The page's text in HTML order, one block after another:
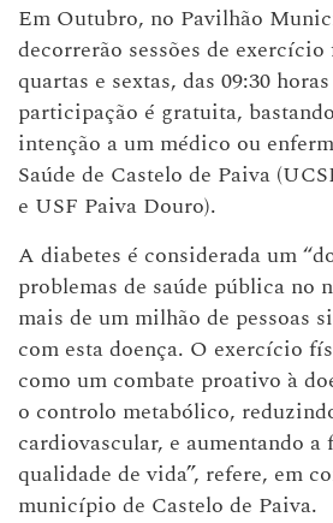
Em Outubro, no Pavilhão
decorrerão sessões de
quartas e sextas, das 09:30
participação é gratuita,
intenção a um médico ou
Saúde de Castelo de Paiva
e USF Paiva Douro).
A diabetes é considerada um
problemas de saúde pública no
mais de um milhão de pessoas
com esta doença. O exercício
como um combate proativo à
o controlo metabólico,
cardiovascular, e aumentando
qualidade de vida”, refere, em
município de Castelo de Paiva.